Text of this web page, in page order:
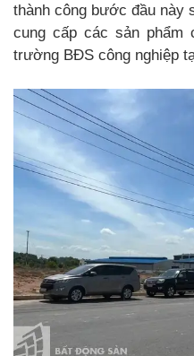
thành công bước đầu này
cung cấp các sản
trường BĐS công nghiệp